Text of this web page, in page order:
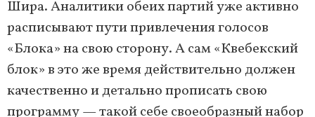
Шира. Аналитики обеих партий уже активно
расписывают пути привлечения голосов
«Блока» на свою сторону. А сам «Квебекский
блок» в это же время действительно должен
качественно и детально прописать свою
программу — такой себе своеобразный набор